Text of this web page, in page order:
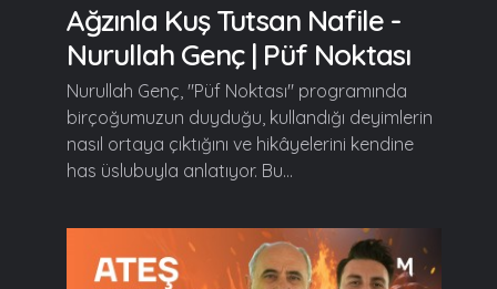
Ağzınla Kuş Tutsan Nafile -
Nurullah Genç | Püf Noktası
Nurullah Genç, "Püf Noktası" programında
birçoğumuzun duyduğu, kullandığı deyimlerin
nasıl ortaya çıktığını ve hikâyelerini kendine
has üslubuyla anlatıyor. Bu...